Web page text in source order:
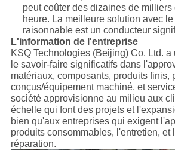
peut coûter des dizaines de milliers
heure. La meilleure solution avec
raisonnable est un conducteur
L'information de l'entreprise
KSQ Technologies (Beijing) Co. Ltd.
le savoir-faire significatifs dans
matériaux, composants, produits finis,
conçus/équipement machiné, et
société approvisionne au milieu aux
échelle qui font des projets et
bien qu'aux entreprises qui exigent
produits consommables, l'entretien, et
réparation.